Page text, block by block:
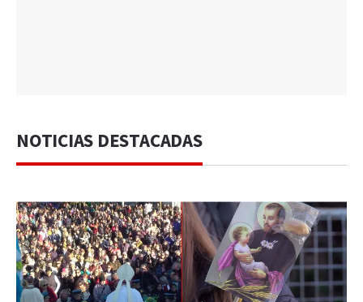
NOTICIAS DESTACADAS